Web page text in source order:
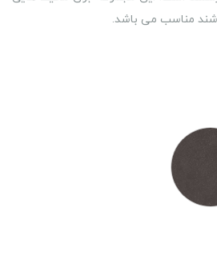
مناسب می باشد.